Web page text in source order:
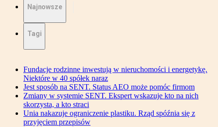
Najnowsze
Tagi
Fundacje rodzinne inwestują w nieruchomości i energetykę.
Niektóre w 40 spółek naraz
Jest sposób na SENT. Status AEO może pomóc firmom
Zmiany w systemie SENT. Ekspert wskazuje kto na nich
skorzysta, a kto straci
Unia nakazuje ograniczenie plastiku. Rząd spóźnia się z
przyjęciem przepisów